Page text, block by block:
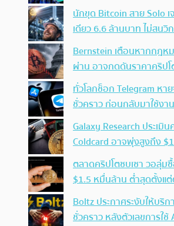
นักขุด Bitcoin สาย Solo
เดียว 6.6 ล้านบาท ไม่สน
Bernstein เตือนหากกฎหม
ผ่าน อาจกดดันราคาคริป
ทั่วโลกช็อก Telegram หา
ชั่วคราว ก่อนกลับมาใช้งา
Galaxy Research ประเมิ
Coldcard อาจพุ่งสูงถึง
ตลาดคริปโตซบเซา วอลุ่ม
$1.5 หมื่นล้าน ต่ำสุดตั้งแ
Boltz ประกาศระงับให้บริ
ชั่วคราว หลังตัวเลขการใ